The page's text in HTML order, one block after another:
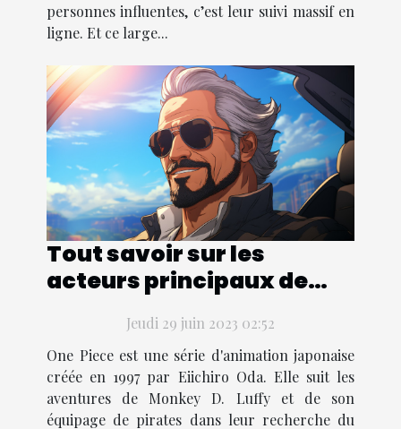
personnes influentes, c’est leur suivi massif en
ligne. Et ce large...
Tout savoir sur les
acteurs principaux de
Jeudi 29 juin 2023 02:52
One Piece est une série d'animation japonaise
créée en 1997 par Eiichiro Oda. Elle suit les
aventures de Monkey D. Luffy et de son
équipage de pirates dans leur recherche du